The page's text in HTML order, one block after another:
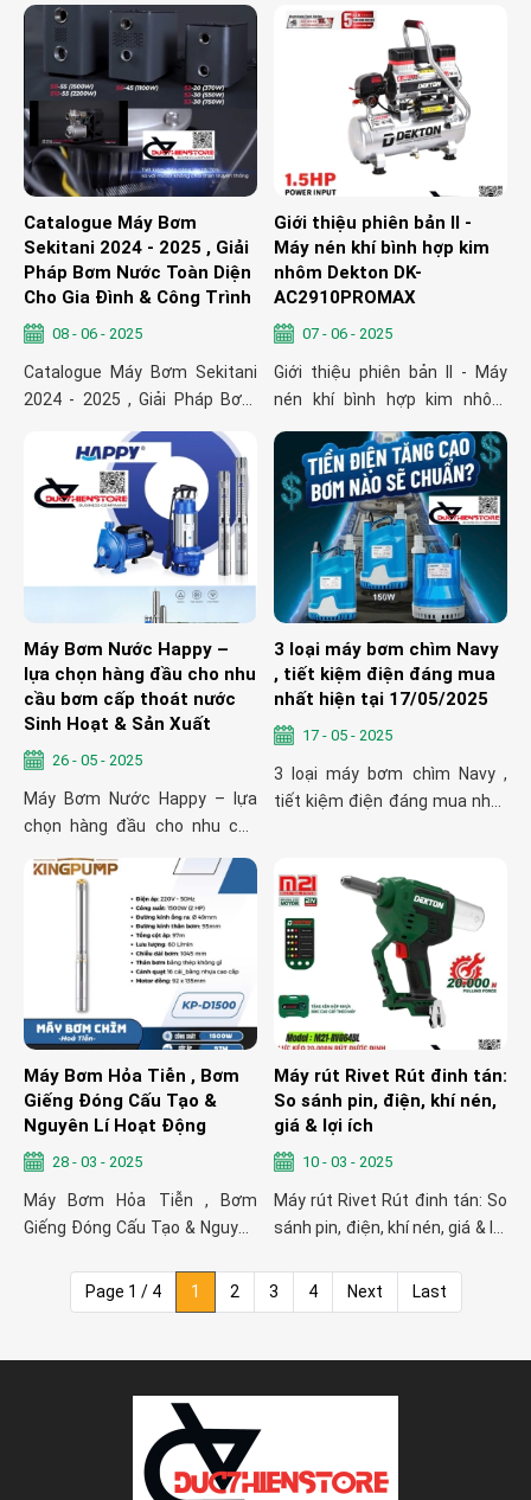
Catalogue Máy Bơm
Sekitani 2024 - 2025 , Giải
Pháp Bơm Nước Toàn Diện
Cho Gia Đình & Công Trình
08 - 06 - 2025
Catalogue Máy Bơm Sekitani
2024 - 2025 , Giải Pháp Bơm
& Công Trình
Giới thiệu phiên bản II -
Máy nén khí bình hợp kim
nhôm Dekton DK-
AC2910PROMAX
07 - 06 - 2025
Giới thiệu phiên bản II - Máy
nén khí bình hợp kim nhôm
Máy Bơm Nước Happy –
lựa chọn hàng đầu cho nhu
cầu bơm cấp thoát nước
Sinh Hoạt & Sản Xuất
26 - 05 - 2025
Máy Bơm Nước Happy – lựa
chọn hàng đầu cho nhu cầu
Hoạt & Sản Xuất
3 loại máy bơm chìm Navy
, tiết kiệm điện đáng mua
nhất hiện tại 17/05/2025
17 - 05 - 2025
3 loại máy bơm chìm Navy ,
tiết kiệm điện đáng mua nhất
Máy Bơm Hỏa Tiễn , Bơm
Giếng Đóng Cấu Tạo &
Nguyên Lí Hoạt Động
28 - 03 - 2025
Máy Bơm Hỏa Tiễn , Bơm
Giếng Đóng Cấu Tạo & Nguyên
Máy rút Rivet Rút đinh tán:
So sánh pin, điện, khí nén,
giá & lợi ích
10 - 03 - 2025
Máy rút Rivet Rút đinh tán: So
sánh pin, điện, khí nén, giá & lợi
Page 1 / 4
1 2 3 4 Next Last